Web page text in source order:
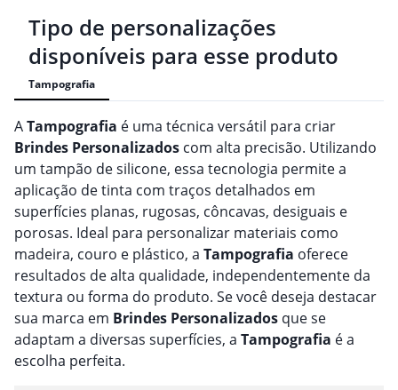
Tipo de personalizações
disponíveis para esse produto
Tampografia
ATampografia é uma técnica versátil para criar
Brindes Personalizados com alta precisão. Utilizando
um tampão de silicone, essa tecnologia permite a
aplicação de tinta com traços detalhados em
superfícies planas, rugosas, côncavas, desiguais e
porosas. Ideal para personalizar materiais como
madeira, couro e plástico, a Tampografia oferece
resultados de alta qualidade, independentemente da
textura ou forma do produto. Se você deseja destacar
sua marca em Brindes Personalizados que se
adaptam a diversas superfícies, a Tampografia é a
escolha perfeita.